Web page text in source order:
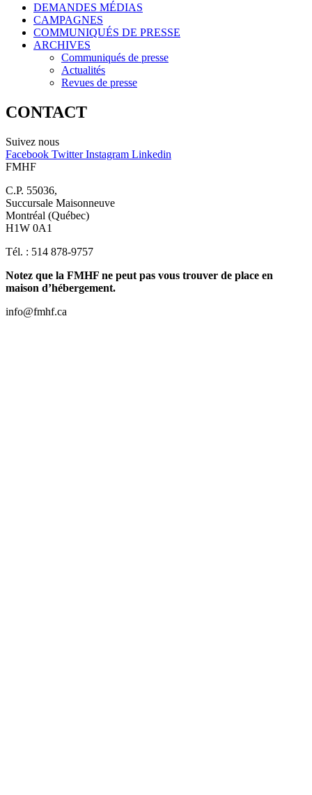
DEMANDES MÉDIAS
CAMPAGNES
COMMUNIQUÉS DE PRESSE
ARCHIVES
Communiqués de presse
Actualités
Revues de presse
CONTACT
Suivez nous
Facebook Twitter Instagram Linkedin
FMHF
C.P. 55036,
Succursale Maisonneuve
Montréal (Québec)
H1W 0A1
Tél. : 514 878-9757
Notez que la FMHF ne peut pas vous trouver de place en
maison d’hébergement.
info@fmhf.ca